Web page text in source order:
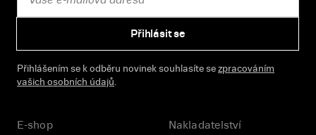
Přihlásit se
Přihlášením se k odběru novinek souhlasíte se zpracováním
vašich osobních údajů
E-shop Nakladatelství